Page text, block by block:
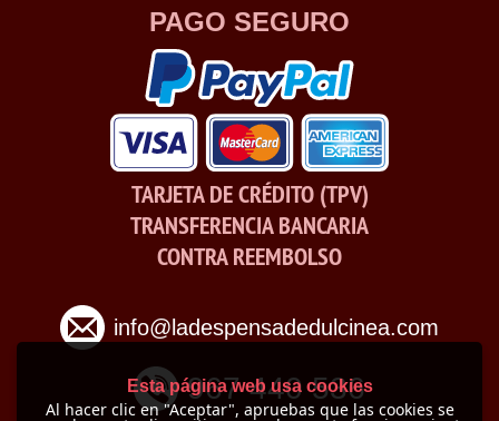
PAGO SEGURO
TARJETA DE CRÉDITO (TPV)
TRANSFERENCIA BANCARIA
CONTRA REEMBOLSO
info@ladespensadedulcinea.com
967 440 536
Esta página web usa cookies
Al hacer clic en "Aceptar", apruebas que las cookies se